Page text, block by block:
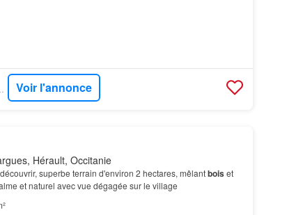
Voir l'annonce
Hérault, Occitanie
superbe terrain d'environ 2 hectares, mêlantbois et
et naturel avec vue dégagée sur le village